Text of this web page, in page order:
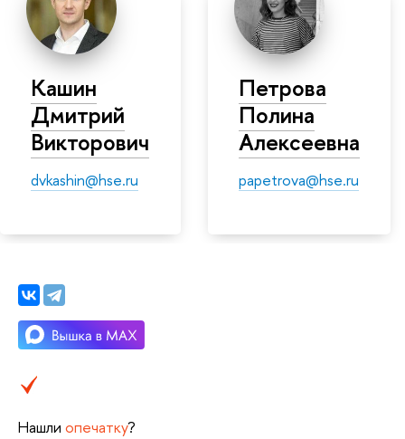
Кашин
Дмитрий
Викторович
dvkashin@hse.ru
Петрова
Полина
Алексеевна
papetrova@hse.ru
Нашли опечатку?